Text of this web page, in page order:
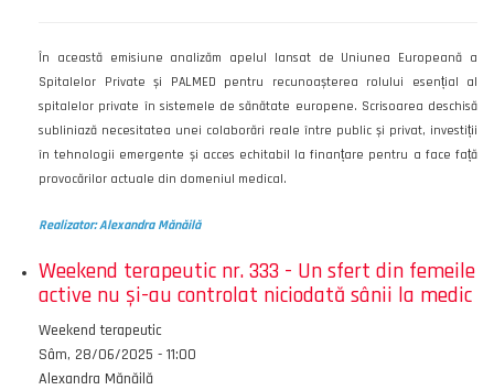
În această emisiune analizăm apelul lansat de Uniunea Europeană a
Spitalelor Private și PALMED pentru recunoașterea rolului esențial al
spitalelor private în sistemele de sănătate europene. Scrisoarea deschisă
subliniază necesitatea unei colaborări reale între public și privat, investiții
în tehnologii emergente și acces echitabil la finanțare pentru a face față
provocărilor actuale din domeniul medical.
Realizator: Alexandra Mănăilă
Weekend terapeutic nr. 333 - Un sfert din femeile
active nu și-au controlat niciodată sânii la medic
Emisiunea
Weekend terapeutic
Data
Sâm, 28/06/2025 - 11:00
Autor
Alexandra Mănăilă